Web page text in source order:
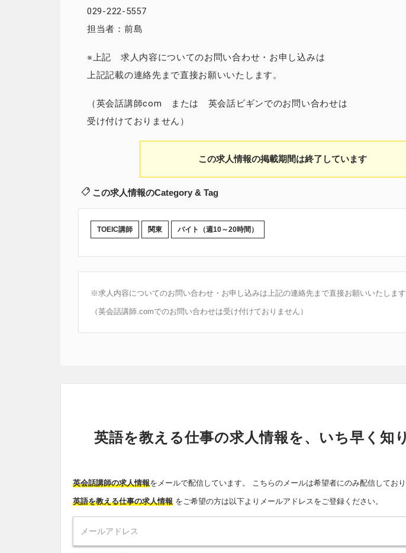
029-222-5557
担当者：前島
※上記 求人内容についてのお問い合わせ・お申し込みは
上記記載の連絡先まで直接お願いいたします。
（英会話講師com または 英会話ビギンでのお問い合わせは
受け付けておりません）
この求人情報の掲載期間は終了しています
この求人情報のCategory & Tag
TOEIC講師 関東 バイト（週10～20時間）
※求人内容についてのお問い合わせ・お申し込みは上記の連絡先まで直接お願いいたします
（英会話講師.comでのお問い合わせは受け付けておりません）
英語を教える仕事の求人情報を、いち早く知
英会話講師の求人情報をメールで配信しています。 こちらのメールは希望者にのみ配信しており
英語を教える仕事の求人情報 をご希望の方は以下よりメールアドレスをご登録ください。